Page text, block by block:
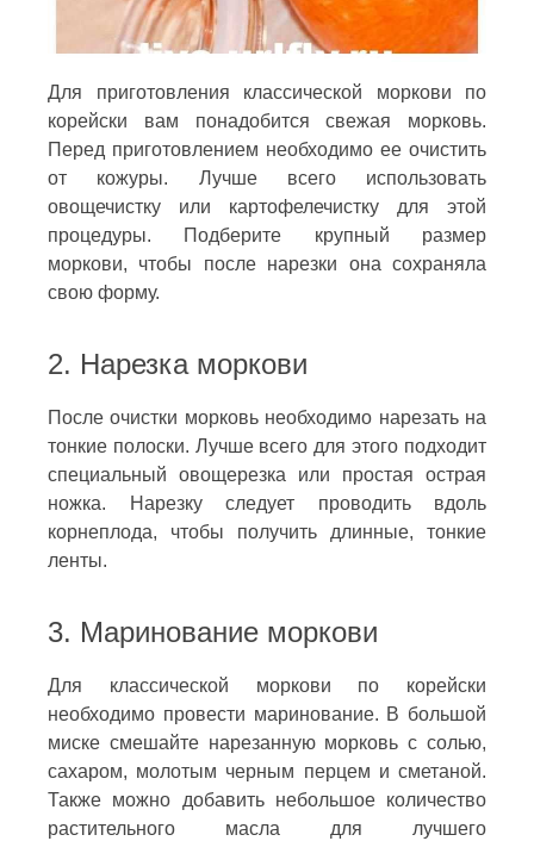
Для приготовления классической моркови по
корейски вам понадобится свежая морковь.
Перед приготовлением необходимо ее очистить
от кожуры. Лучше всего использовать
овощечистку или картофелечистку для этой
процедуры. Подберите крупный размер
моркови, чтобы после нарезки она сохраняла
свою форму.
2. Нарезка моркови
После очистки морковь необходимо нарезать на
тонкие полоски. Лучше всего для этого подходит
специальный овощерезка или простая острая
ножка. Нарезку следует проводить вдоль
корнеплода, чтобы получить длинные, тонкие
ленты.
3. Маринование моркови
Для классической моркови по корейски
необходимо провести маринование. В большой
миске смешайте нарезанную морковь с солью,
сахаром, молотым черным перцем и сметаной.
Также можно добавить небольшое количество
растительного масла для лучшего